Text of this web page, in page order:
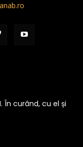
În curând, cu el și